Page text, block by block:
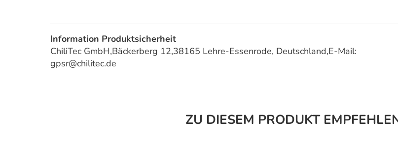
Information Produktsicherheit
ChiliTec GmbH,Bäckerberg 12,38165 Lehre-Essenrode, Deutschland,E-Mail:
gpsr@chilitec.de
ZU DIESEM PRODUKT